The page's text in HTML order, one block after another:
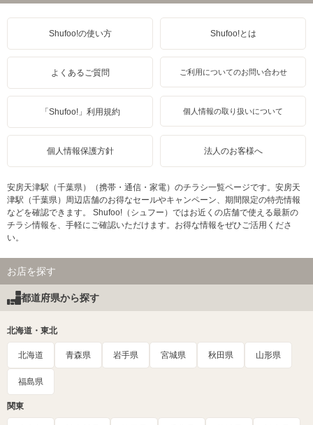
Shufoo!の使い方 Shufoo!とは
よくあるご質問 ご利用についてのお問い合わせ
「Shufoo!」利用規約 個人情報の取り扱いについて
個人情報保護方針 法人のお客様へ
安房天津駅（千葉県）（携帯・通信・家電）のチラシ一覧ページです。安房天
津駅（千葉県）周辺店舗のお得なセールやキャンペーン、期間限定の特売情報
などを確認できます。 Shufoo!（シュフー）ではお近くの店舗で使える最新の
チラシ情報を、手軽にご確認いただけます。お得な情報をぜひご活用くださ
い。
お店を探す
都道府県から探す
北海道・東北
北海道 青森県 岩手県 宮城県 秋田県 山形県
福島県
関東